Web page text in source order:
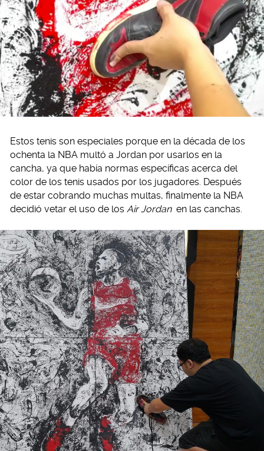
Estos tenis son especiales porque en la década de los
ochenta la NBA multó a Jordan por usarlos en la
cancha, ya que había normas específicas acerca del
color de los tenis usados por los jugadores. Después
de estar cobrando muchas multas, finalmente la NBA
decidió vetar el uso de los Air Jordan en las canchas.